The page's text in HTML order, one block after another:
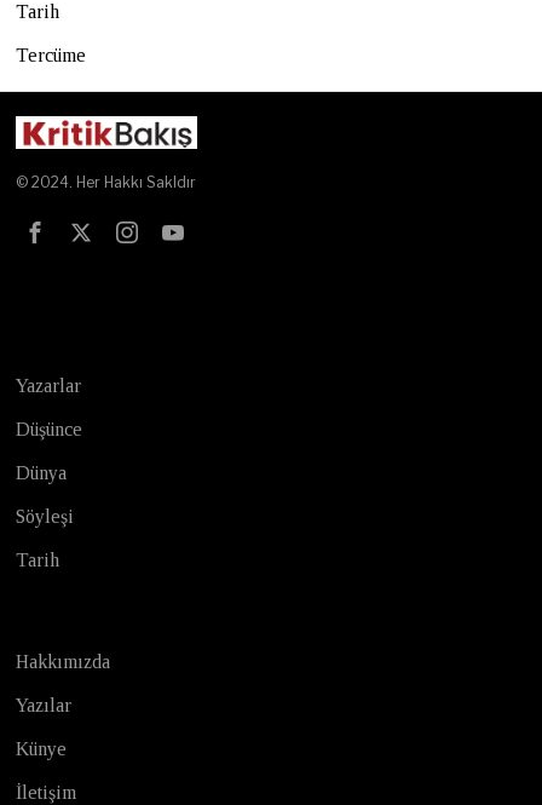
Tarih
Tercüme
© 2024. Her Hakkı Sakldır
Yazarlar
Düşünce
Dünya
Söyleşi
Tarih
Hakkımızda
Yazılar
Künye
İletişim